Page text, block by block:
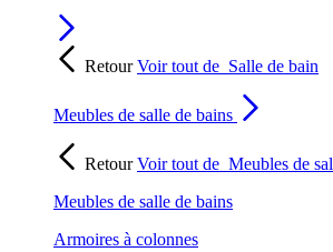
RetourVoir tout de Salle de bain
Meubles de salle de bains
RetourVoir tout de Meubles de
Meubles de salle de bains
Armoires à colonnes